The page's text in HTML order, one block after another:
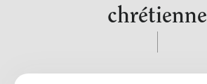
chrétienne